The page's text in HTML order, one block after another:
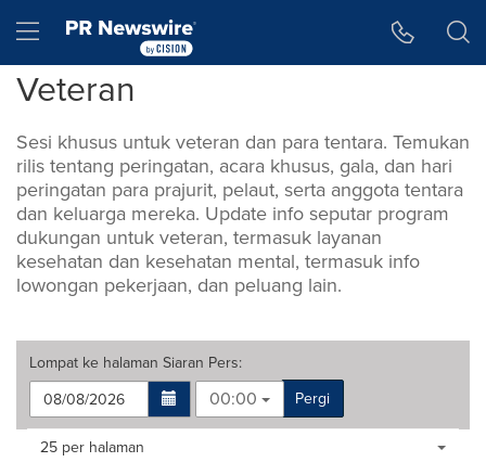
Hamburger menu
Veteran
Sesi khusus untuk veteran dan para tentara. Temukan
rilis tentang peringatan, acara khusus, gala, dan hari
peringatan para prajurit, pelaut, serta anggota tentara
dan keluarga mereka. Update info seputar program
dukungan untuk veteran, termasuk layanan
kesehatan dan kesehatan mental, termasuk info
lowongan pekerjaan, dan peluang lain.
Lompat ke halaman Siaran Pers:
00:00
Pergi
Making
Items per page:
25 per halaman